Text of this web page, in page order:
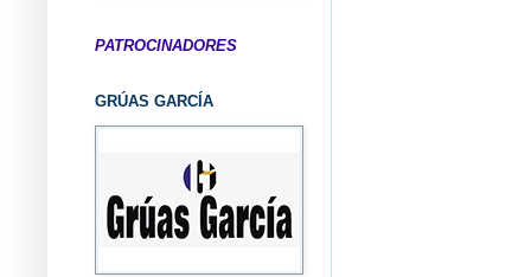
PATROCINADORES
GRÚAS GARCÍA